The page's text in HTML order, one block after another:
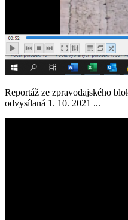
Reportáž ze zpravodajského
odvysílaná 1. 10. 2021 ...